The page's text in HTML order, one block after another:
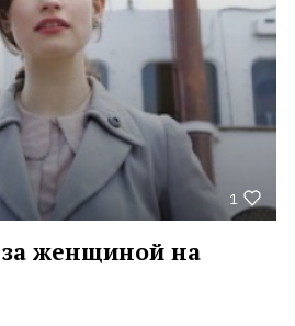
1
за женщиной на